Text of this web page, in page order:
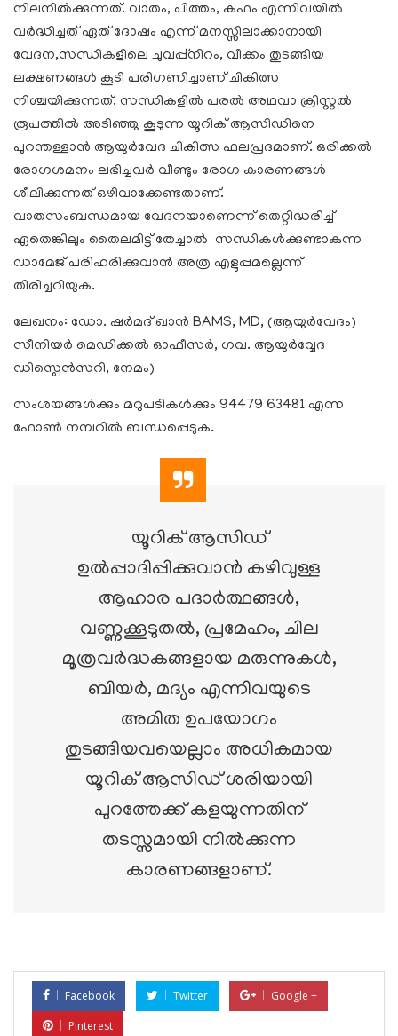
നിലനിൽക്കുന്നത്. വാതം, പിത്തം, കഫം എന്നിവയിൽ
വർദ്ധിച്ചത് ഏത് ദോഷം എന്ന് മനസ്സിലാക്കാനായി
വേദന,സന്ധികളിലെ ചുവപ്പ്നിറം, വീക്കം തുടങ്ങിയ
ലക്ഷണങ്ങൾ കൂടി പരിഗണിച്ചാണ് ചികിത്സ
നിശ്ചയിക്കുന്നത്. സന്ധികളിൽ പരൽ അഥവാ ക്രിസ്റ്റൽ
രൂപത്തിൽ അടിഞ്ഞു കൂടുന്ന യൂറിക് ആസിഡിനെ
പുറന്തള്ളാൻ ആയുർവേദ ചികിത്സ ഫലപ്രദമാണ്. ഒരിക്കൽ
രോഗശമനം ലഭിച്ചവർ വീണ്ടും രോഗ കാരണങ്ങൾ
ശീലിക്കുന്നത് ഒഴിവാക്കേണ്ടതാണ്.
വാതസംബന്ധമായ വേദനയാണെന്ന് തെറ്റിദ്ധരിച്ച്
ഏതെങ്കിലും തൈലമിട്ട് തേച്ചാൽ സന്ധികൾക്കുണ്ടാകുന്ന
ഡാമേജ് പരിഹരിക്കുവാൻ അത്ര എളുപ്പമല്ലെന്ന്
തിരിച്ചറിയുക.
ലേഖനം: ഡോ. ഷർമദ് ഖാൻ BAMS, MD, (ആയുർവേദം)
സീനിയർ മെഡിക്കൽ ഓഫീസർ, ഗവ. ആയുർവ്വേദ
ഡിസ്പെൻസറി, നേമം)
സംശയങ്ങൾക്കും മറുപടികൾക്കും 94479 63481 എന്ന
ഫോൺ നമ്പറിൽ ബന്ധപ്പെടുക.
യൂറിക് ആസിഡ്
ഉൽപ്പാദിപ്പിക്കുവാൻ കഴിവുള്ള
ആഹാര പദാർത്ഥങ്ങൾ,
വണ്ണക്കൂടുതൽ, പ്രമേഹം, ചില
മൂത്രവർദ്ധകങ്ങളായ മരുന്നുകൾ,
ബിയർ, മദ്യം എന്നിവയുടെ
അമിത ഉപയോഗം
തുടങ്ങിയവയെല്ലാം അധികമായ
യൂറിക് ആസിഡ് ശരിയായി
പുറത്തേക്ക് കളയുന്നതിന്
തടസ്സമായി നിൽക്കുന്ന
കാരണങ്ങളാണ്.
Facebook Twitter
Google +
Pinterest